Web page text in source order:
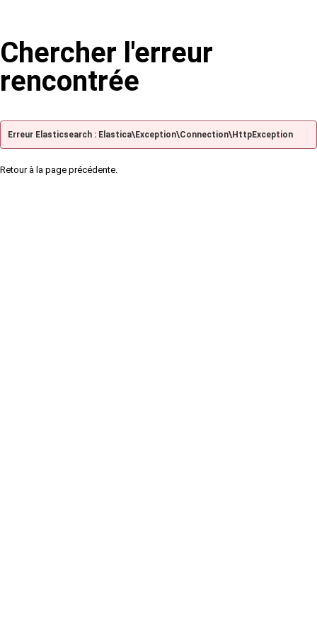
Chercher l'erreur
rencontrée
Erreur Elasticsearch : Elastica\Exception\Connection\HttpException
Retour à la page précédente.